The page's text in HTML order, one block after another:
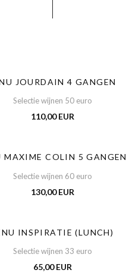
JOURDAIN 4 GANGEN
Selectie wijnen 50 euro
110,00 EUR
MAXIME COLIN 5 GANGEN
Selectie wijnen 60 euro
130,00 EUR
INSPIRATIE (LUNCH)
Selectie wijnen 33 euro
65,00 EUR